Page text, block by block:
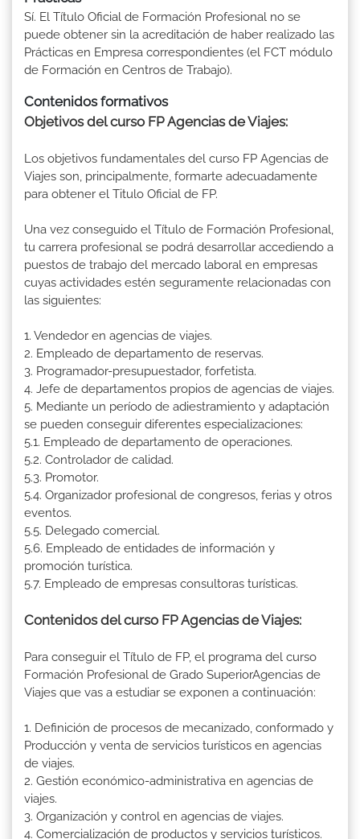
Sí. El Título Oficial de Formación Profesional no se
puede obtener sin la acreditación de haber realizado las
Prácticas en Empresa correspondientes (el FCT módulo
de Formación en Centros de Trabajo).
Contenidos formativos
Objetivos del curso FP Agencias de Viajes:
Los objetivos fundamentales del curso FP Agencias de
Viajes son, principalmente, formarte adecuadamente
para obtener el Titulo Oficial de FP.
Una vez conseguido el Título de Formación Profesional,
tu carrera profesional se podrá desarrollar accediendo a
puestos de trabajo del mercado laboral en empresas
cuyas actividades estén seguramente relacionadas con
las siguientes:
1. Vendedor en agencias de viajes.
2. Empleado de departamento de reservas.
3. Programador-presupuestador, forfetista.
4. Jefe de departamentos propios de agencias de viajes.
5. Mediante un período de adiestramiento y adaptación
se pueden conseguir diferentes especializaciones:
5.1. Empleado de departamento de operaciones.
5.2. Controlador de calidad.
5.3. Promotor.
5.4. Organizador profesional de congresos, ferias y otros
eventos.
5.5. Delegado comercial.
5.6. Empleado de entidades de información y
promoción turística.
5.7. Empleado de empresas consultoras turísticas.
Contenidos del curso FP Agencias de Viajes:
Para conseguir el Título de FP, el programa del curso
Formación Profesional de Grado SuperiorAgencias de
Viajes que vas a estudiar se exponen a continuación:
1. Definición de procesos de mecanizado, conformado y
Producción y venta de servicios turísticos en agencias
de viajes.
2. Gestión económico-administrativa en agencias de
viajes.
3. Organización y control en agencias de viajes.
4. Comercialización de productos y servicios turísticos.